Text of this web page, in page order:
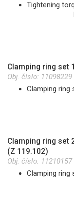
Tightening
Clamping ring set
Obj. číslo: 11098229
Clamping ring
Clamping ring set
(Z 119.102)
Obj. číslo: 11210157
Clamping ring